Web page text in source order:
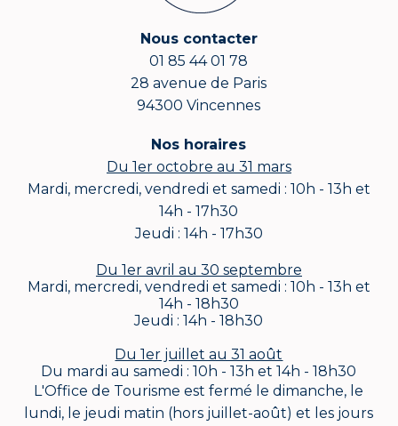
Nous contacter
01 85 44 01 78
28 avenue de Paris
94300 Vincennes
Nos horaires
Du 1er octobre au 31 mars
Mardi, mercredi, vendredi et samedi : 10h - 13h et
14h - 17h30
Jeudi : 14h - 17h30
Du 1er avril au 30 septembre
Mardi, mercredi, vendredi et samedi : 10h - 13h et
14h - 18h30
Jeudi : 14h - 18h30
Du 1er juillet au 31 août
Du mardi au samedi : 10h - 13h et 14h - 18h30
L'Office de Tourisme est fermé le dimanche, le
lundi, le jeudi matin (hors juillet-août) et les jours